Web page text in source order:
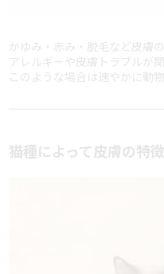
かゆみ・赤み・脱毛など皮膚
アレルギーや皮膚トラブルが
このような場合は速やかに動
猫種によって皮膚の特